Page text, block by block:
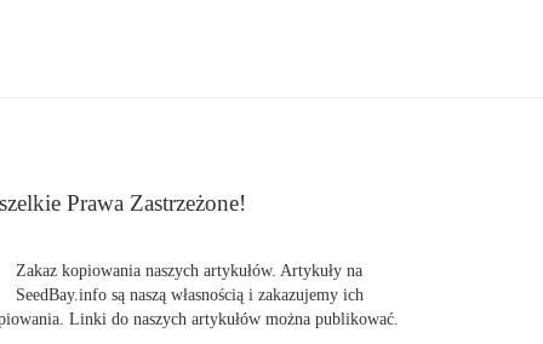
Prawa Zastrzeżone!
Zakaz kopiowania naszych artykułów. Artykuły na
SeedBay.info są naszą własnością i zakazujemy ich
Linki do naszych artykułów można publikować.